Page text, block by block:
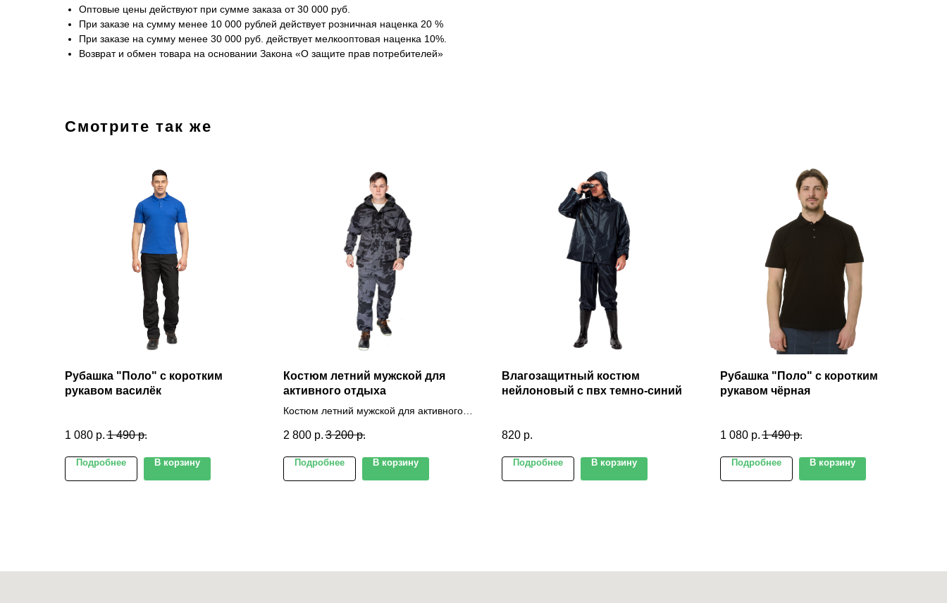
Оптовые цены действуют при сумме заказа от 30 000 руб.
При заказе на сумму менее 10 000 рублей действует розничная наценка 20 %
При заказе на сумму менее 30 000 руб. действует мелкооптовая наценка 10%.
Возврат и обмен товара на основании Закона «О защите прав потребителей»
Смотрите так же
Рубашка "Поло" с коротким
рукавом василёк
1 080 р. 1 490 р.
Подробнее В корзину
Костюм летний мужской для
активного отдыха
Костюм летний мужской для активного
2 800 р. 3 200 р.
Подробнее В корзину
Влагозащитный костюм
нейлоновый с пвх темно-синий
820 р.
Подробнее В корзину
Рубашка "Поло" с коротким
рукавом чёрная
1 080 р. 1 490 р.
Подробнее В корзину